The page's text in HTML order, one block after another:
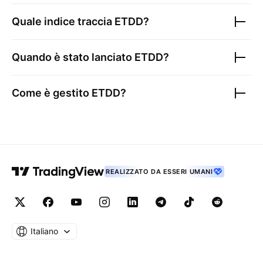
Quale indice traccia ETDD?
Quando è stato lanciato ETDD?
Come è gestito ETDD?
REALIZZATO DA ESSERI UMANI
Italiano